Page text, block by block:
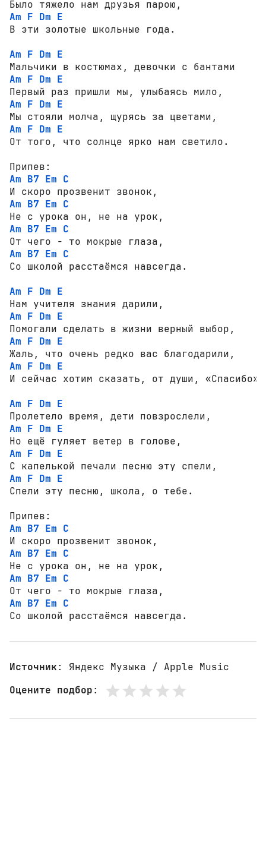
Am F Dm E
В эти золотые школьные года.
Am F Dm E
Am F Dm E
Am F Dm E
Am F Dm E
От того, что солнце ярко нам светило.
Am B7 Em C
Am B7 Em C
Am B7 Em C
Am B7 Em C
Со школой расстаёмся навсегда.
Am F Dm E
Am F Dm E
Am F Dm E
Am F Dm E
И сейчас хотим сказать, от души,
Am F Dm E
Am F Dm E
Am F Dm E
Am F Dm E
Спели эту песню, школа, о тебе.
Am B7 Em C
Am B7 Em C
Am B7 Em C
Am B7 Em C
Со школой расстаёмся навсегда.
Источник: Яндекс Музыка / Apple Music
Оцените подбор: